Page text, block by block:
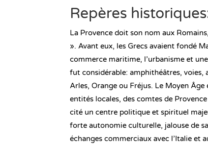
Repères
La Provence doit son nom aux
». Avant eux, les Grecs avaient fondé
commerce maritime, l’urbanisme et
fut considérable: amphithéâtres, voies,
Arles, Orange ou Fréjus. Le Moyen
entités locales, des comtes de
cité un centre politique et spirituel
forte autonomie culturelle, jalouse de
échanges commerciaux avec l’Italie et